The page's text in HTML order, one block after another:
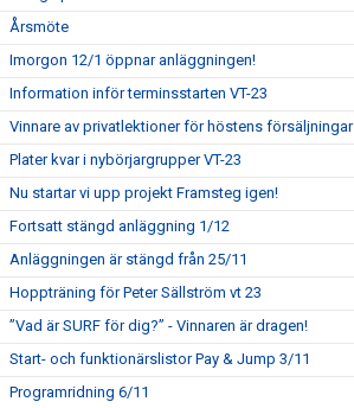
Årsmöte
Imorgon 12/1 öppnar anläggningen!
Information inför terminsstarten VT-23
Vinnare av privatlektioner för höstens försäljningar
Plater kvar i nybörjargrupper VT-23
Nu startar vi upp projekt Framsteg igen!
Fortsatt stängd anläggning 1/12
Anläggningen är stängd från 25/11
Hoppträning för Peter Sällström vt 23
”Vad är SURF för dig?” - Vinnaren är dragen!
Start- och funktionärslistor Pay & Jump 3/11
Programridning 6/11